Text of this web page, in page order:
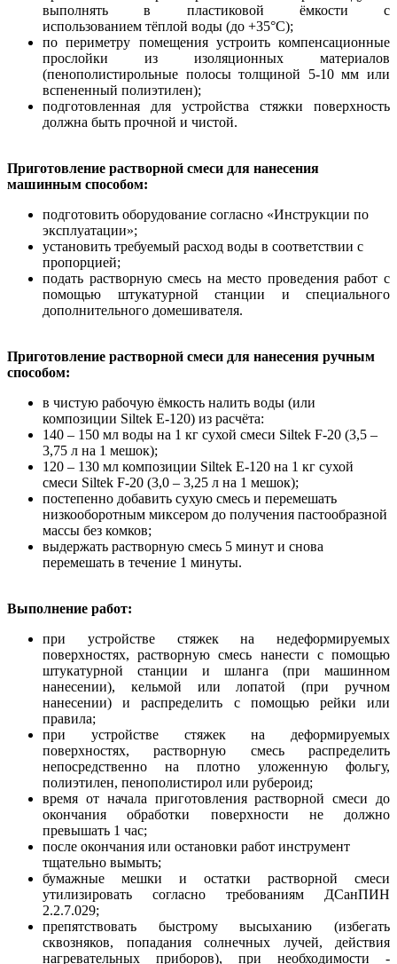
выполнять в пластиковой ёмкости с
использованием тёплой воды (до +35°С);
по периметру помещения устроить компенсационные
прослойки из изоляционных материалов
(пенополистирольные полосы толщиной 5-10 мм или
вспененный полиэтилен);
подготовленная для устройства стяжки поверхность
должна быть прочной и чистой.
Приготовление растворной смеси для нанесения
машинным способом:
подготовить оборудование согласно «Инструкции по
эксплуатации»;
установить требуемый расход воды в соответствии с
пропорцией;
подать растворную смесь на место проведения работ с
помощью штукатурной станции и специального
дополнительного домешивателя.
Приготовление растворной смеси для нанесения ручным
способом:
в чистую рабочую ёмкость налить воды (или
композиции Siltek Е-120) из расчёта:
140 – 150 мл воды на 1 кг сухой смеси Siltek F-20 (3,5 –
3,75 л на 1 мешок);
120 – 130 мл композиции Siltek Е-120 на 1 кг сухой
смеси Siltek F-20 (3,0 – 3,25 л на 1 мешок);
постепенно добавить сухую смесь и перемешать
низкооборотным миксером до получения пастообразной
массы без комков;
выдержать растворную смесь 5 минут и снова
перемешать в течение 1 минуты.
Выполнение работ:
при устройстве стяжек на недеформируемых
поверхностях, растворную смесь нанести с помощью
штукатурной станции и шланга (при машинном
нанесении), кельмой или лопатой (при ручном
нанесении) и распределить с помощью рейки или
правила;
при устройстве стяжек на деформируемых
поверхностях, растворную смесь распределить
непосредственно на плотно уложенную фольгу,
полиэтилен, пенополистирол или рубероид;
время от начала приготовления растворной смеси до
окончания обработки поверхности не должно
превышать 1 час;
после окончания или остановки работ инструмент
тщательно вымыть;
бумажные мешки и остатки растворной смеси
утилизировать согласно требованиям ДСанПИН
2.2.7.029;
препятствовать быстрому высыханию (избегать
сквозняков, попадания солнечных лучей, действия
нагревательных приборов), при необходимости -